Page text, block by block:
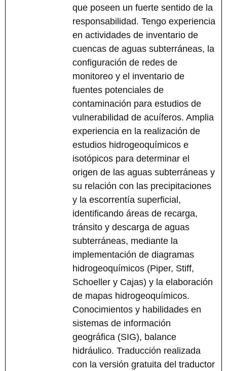
que poseen un fuerte sentido de la
responsabilidad. Tengo experiencia
en actividades de inventario de
cuencas de aguas subterráneas, la
configuración de redes de
monitoreo y el inventario de
fuentes potenciales de
contaminación para estudios de
vulnerabilidad de acuíferos. Amplia
experiencia en la realización de
estudios hidrogeoquímicos e
isotópicos para determinar el
origen de las aguas subterráneas y
su relación con las precipitaciones
y la escorrentía superficial,
identificando áreas de recarga,
tránsito y descarga de aguas
subterráneas, mediante la
implementación de diagramas
hidrogeoquímicos (Piper, Stiff,
Schoeller y Cajas) y la elaboración
de mapas hidrogeoquímicos.
Conocimientos y habilidades en
sistemas de información
geográfica (SIG), balance
hidráulico. Traducción realizada
con la versión gratuita del traductor